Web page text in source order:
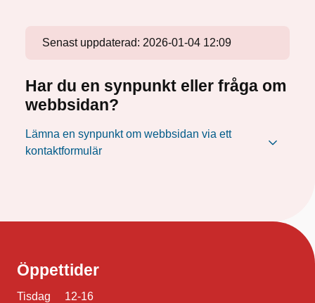
Senast uppdaterad: 2026-01-04 12:09
Har du en synpunkt eller fråga om
webbsidan?
Lämna en synpunkt om webbsidan via ett
kontaktformulär
Öppettider
Tisdag 12-16